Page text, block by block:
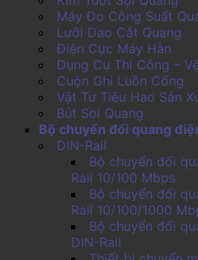
Máy Đo Công Suất
Lưỡi Dao Cắt Quang
Điện Cực Máy Hàn
Dụng Cụ Thi Công –
Cuộn Ghi Luồn Cống
Vật Tư Tiêu Hao Sản
Bút Soi Quang
Bộ chuyển đổi quang
DIN-Rail
Bộ chuyển đổi
Rail 10/100 Mbps
Bộ chuyển đổi
Rail 10/100/1000
Bộ chuyển đổi
DIN-Rail